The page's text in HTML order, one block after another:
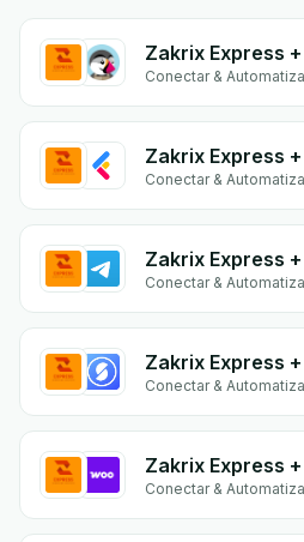
Zakrix Express
Conectar &
Zakrix Express
Conectar &
Zakrix Express
Conectar &
Zakrix Express
Conectar &
Zakrix Express
Conectar &